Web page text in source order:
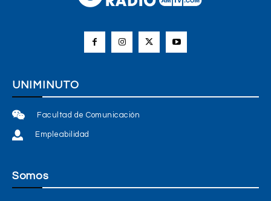
UNIMINUTO
Facultad de Comunicación
Empleabilidad
Somos